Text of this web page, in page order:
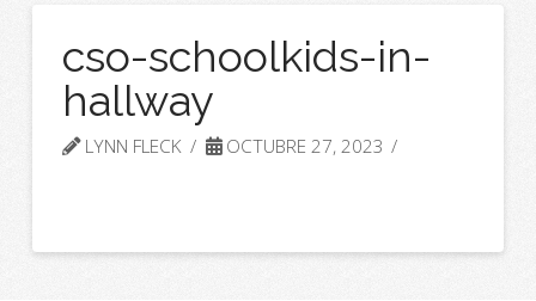
cso-schoolkids-in-
hallway
LYNN FLECK OCTUBRE 27, 2023